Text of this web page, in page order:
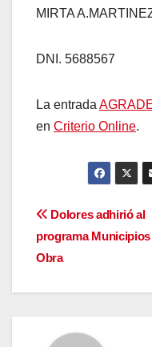
MIRTA
DNI. 5688567
La entrada
en Criterio Online.
de
entradas
Dolores adhirió al
programa Municipios
Obra